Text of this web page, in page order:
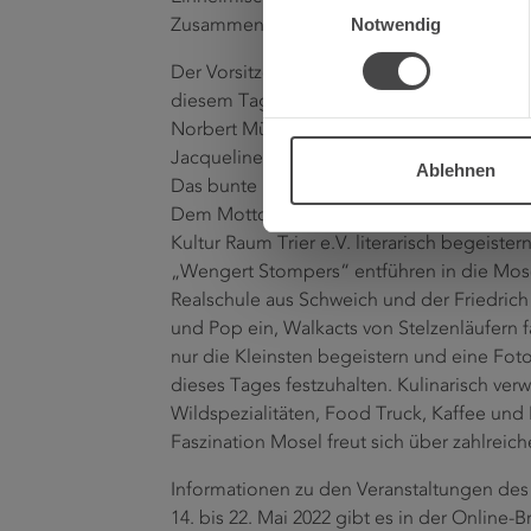
Notwendig
Ablehnen
Zusammenhänge im Moselgebiet
Der Vorsitzende der Regionalinitiative
diesem Tag um 11 Uhr die feierliche
Norbert Müller, Leiter des DLR Mosel und
Jacqueline Krause.
Das bunte Rahmenprogramm ist ein
Dem Motto folgend „Artenvielfalt rockt
Kultur Raum Trier e.V. literarisch
„Wengert Stompers“ entführen in die
Realschule aus Schweich und der
und Pop ein, Walkacts von
nur die Kleinsten begeistern und eine
dieses Tages festzuhalten. Kulinarisch
Wildspezialitäten, Food Truck, Kaffee
Faszination Mosel freut sich über
Informationen zu den Veranstaltungen
14. bis 22. Mai 2022 gibt es in der Online-